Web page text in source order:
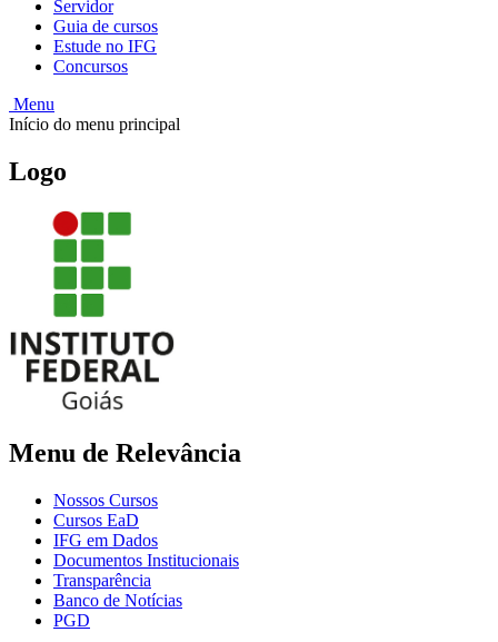
Servidor
Guia de cursos
Estude no IFG
Concursos
Menu
Início do menu principal
Logo
Menu de Relevância
Nossos Cursos
Cursos EaD
IFG em Dados
Documentos Institucionais
Transparência
Banco de Notícias
PGD